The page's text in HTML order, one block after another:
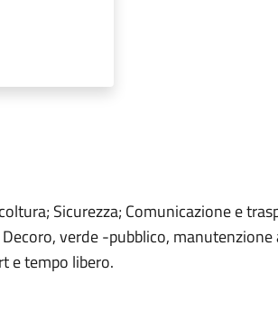
Sicurezza; Comunicazione e
verde -pubblico,
e tempo libero.